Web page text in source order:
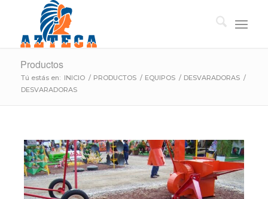
Productos
Tú estás en: INICIO / PRODUCTOS / EQUIPOS / DESVARADORAS /
DESVARADORAS